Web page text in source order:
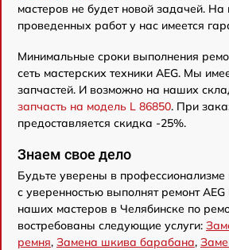
мастеров не будет новой задачей. На
проведенных работ у нас имеется
Минимальные сроки выполнения
сеть мастерских техники AEG. Мы
запчастей. И возможно на наших
запчасть на модель L 86850. При
предоставляется скидка -25%.
Знаем свое дело
Будьте уверены в
с уверенностью выполнят ремонт
наших мастеров в Челябинске по
востребованы следующие услуги:
ремня, Замена шкива барабана,